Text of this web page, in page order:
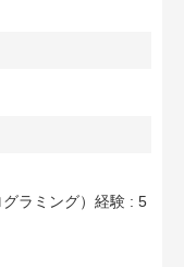
ラミング）経験 : 5